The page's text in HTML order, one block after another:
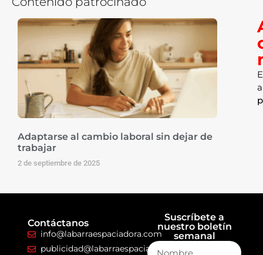
Adaptarse al cambio laboral sin dejar de
trabajar
2 de septiembre de 2025
a
Contáctanos
info@labarraespaciadora.com
publicidad@labarraespaciadora.com
Suscríbete a
nuestro boletín
semanal